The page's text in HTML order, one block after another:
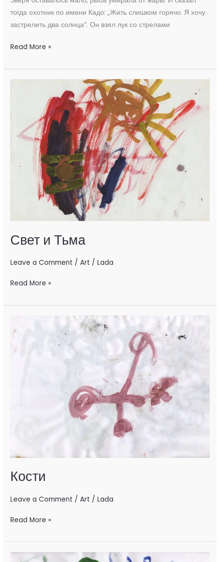
тогда охотник по имени Кадо: „Жить слишком горячо. Я хочу
застрелить два солнца”. Он взял лук со стрелами
Read More »
Свет и Тьма
Leave a Comment /Art /Lada
Read More »
Кости
Leave a Comment /Art /Lada
Read More »
Бандиты